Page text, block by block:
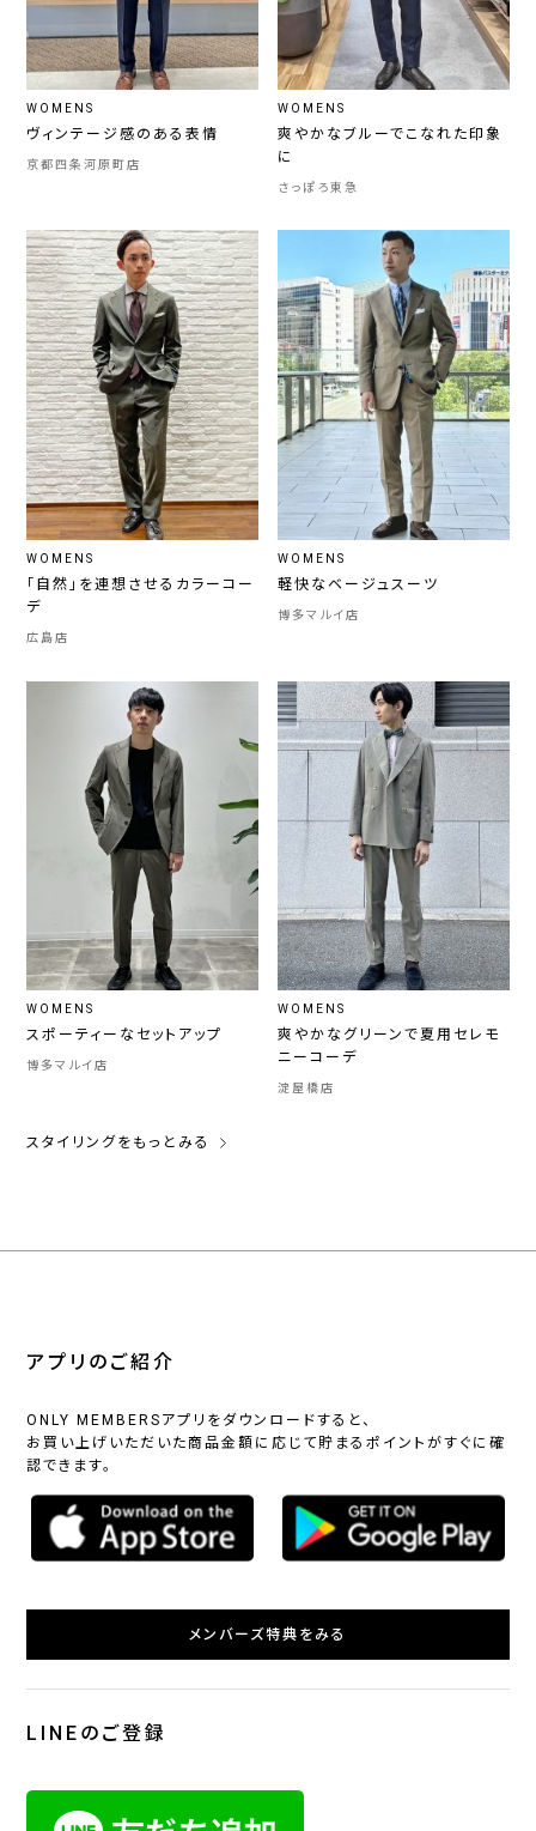
WOMENS
ヴィンテージ感のある表情
京都四条河原町店
WOMENS
爽やかなブルーでこなれた印象
に
さっぽろ東急
WOMENS
「自然」を連想させるカラーコー
デ
広島店
WOMENS
軽快なベージュスーツ
博多マルイ店
WOMENS
スポーティーなセットアップ
博多マルイ店
WOMENS
爽やかなグリーンで夏用セレモ
ニーコーデ
淀屋橋店
スタイリングをもっとみる
アプリのご紹介
ONLY MEMBERSアプリをダウンロードすると、
お買い上げいただいた商品金額に応じて貯まるポイントがすぐに確
認できます。
メンバーズ特典をみる
LINEのご登録